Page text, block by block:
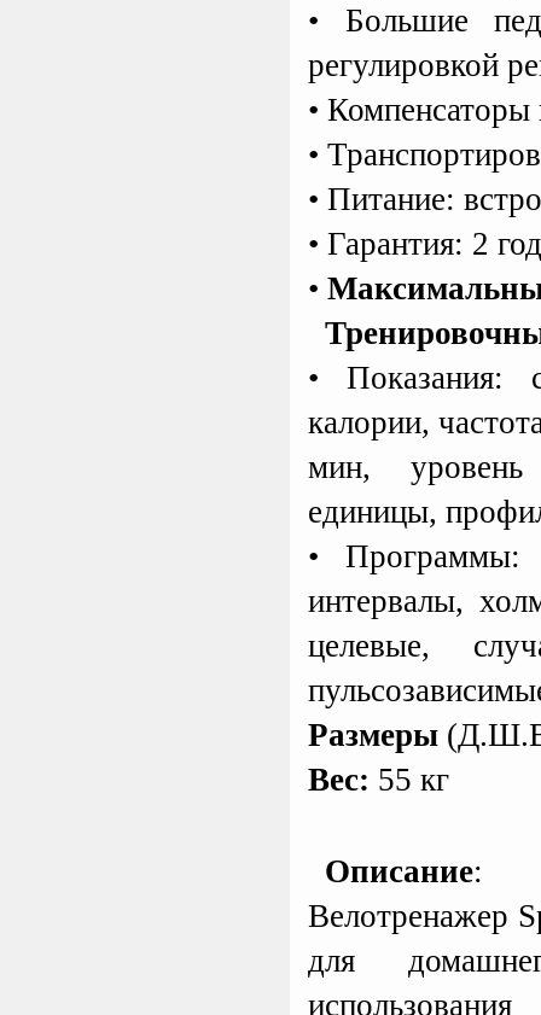
• Большие
регулировкой
• Компенсаторы
•
• Питание: вст
• Гарантия: 2
•
• Показания:
калории,
мин, уровень
единицы,
•
интервалы,
целевые,
Размеры
Вес: 55 кг
Описание:
Велотренажер
для